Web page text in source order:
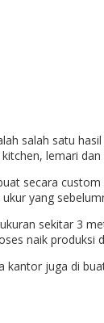
salah satu
lemari
secara
yang
sekitar 3
naik produksi
juga di